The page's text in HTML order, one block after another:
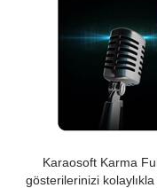
Karaosoft Karma
gösterilerinizi